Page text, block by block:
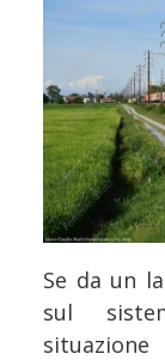
Se da un
sul